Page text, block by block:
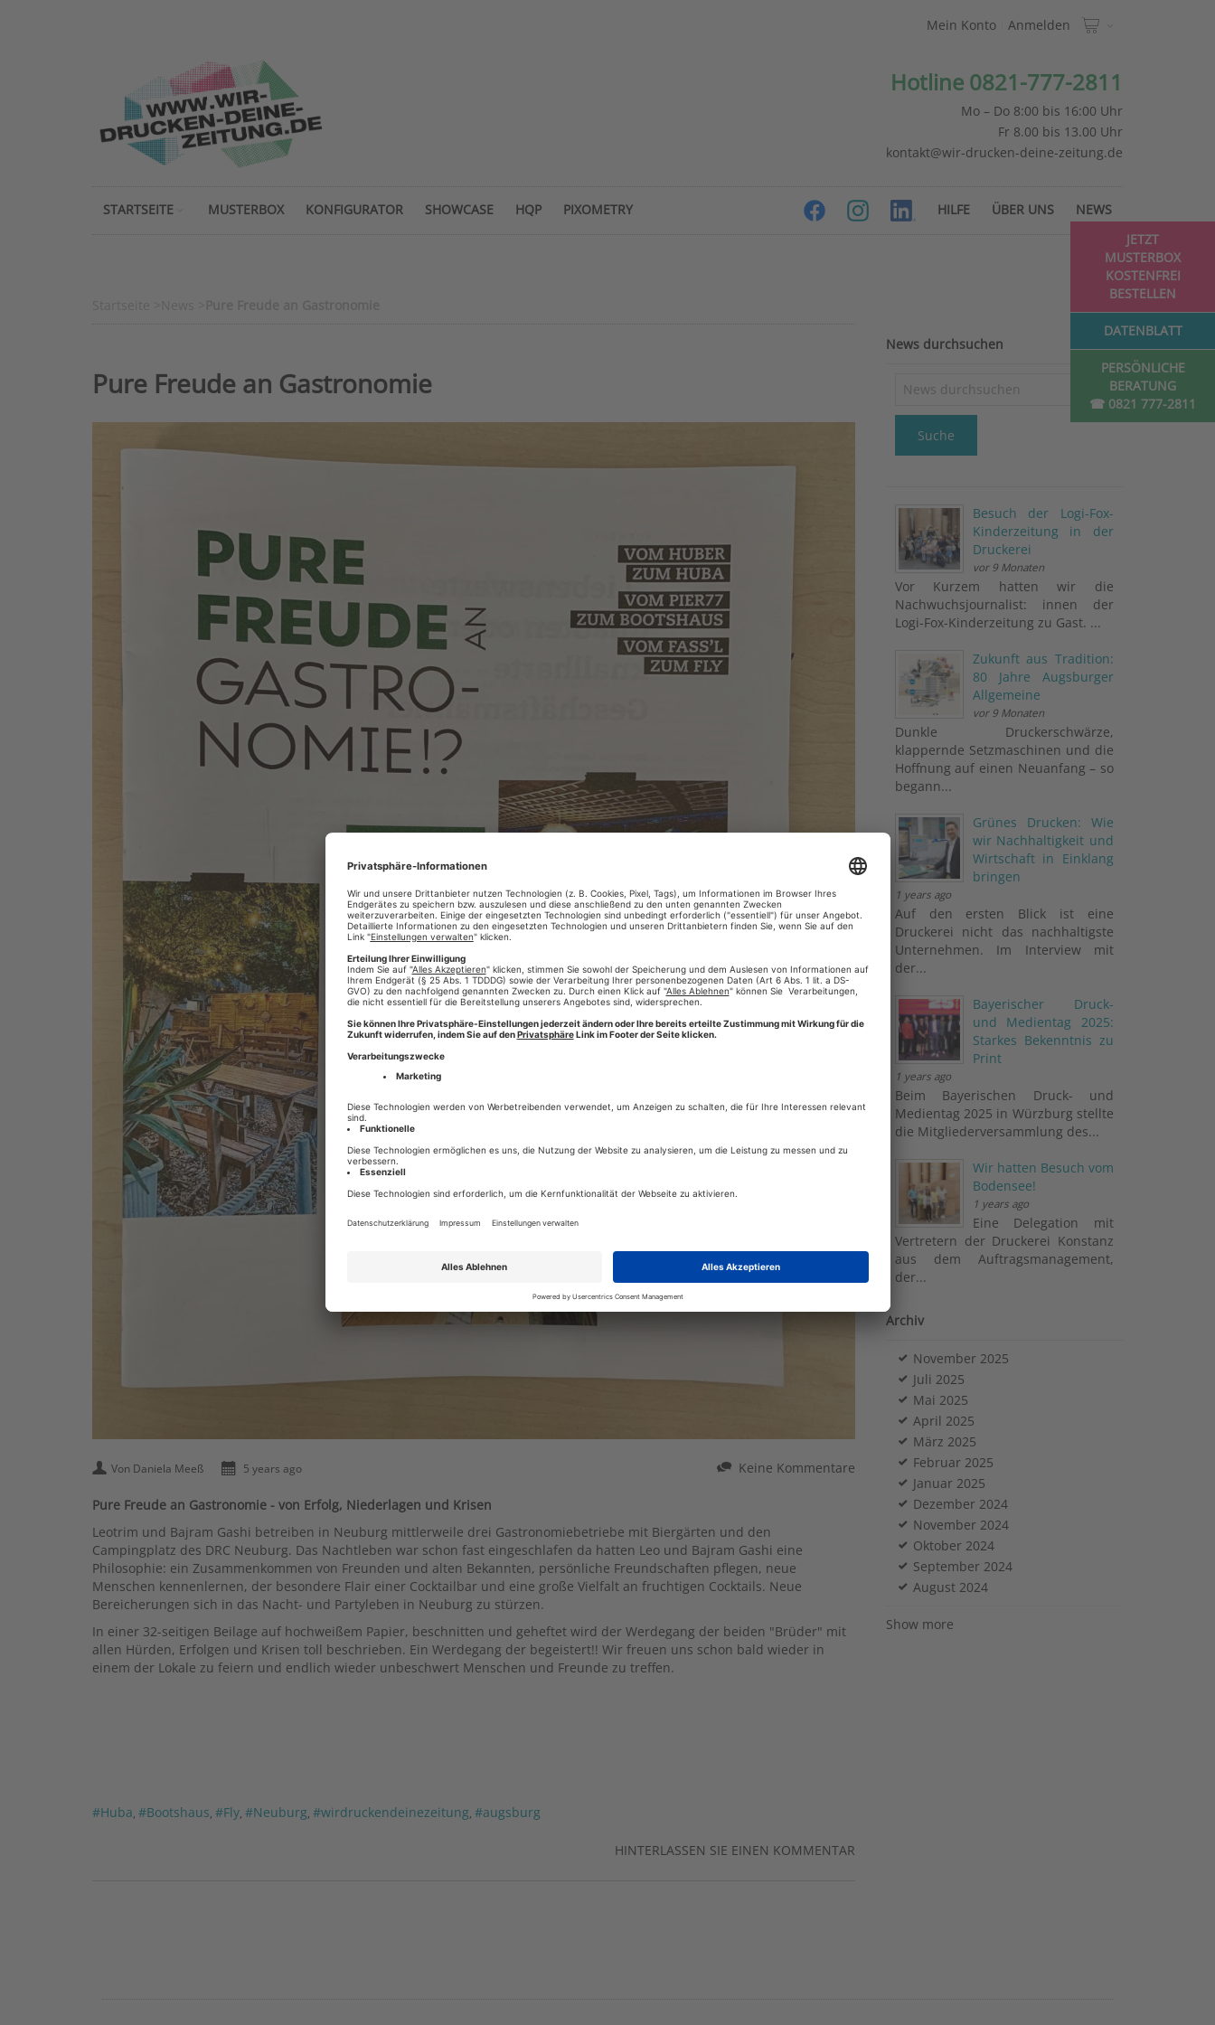
PERSÖNLICHE
BERATUNG
☎ 0821 777-2811
JETZT
MUSTERBOX
KOSTENFREI
BESTELLEN
DATENBLATT
Mein Konto Anmelden
Hotline 0821-777-2811
Mo – Do 8:00 bis 16:00 Uhr
Fr 8.00 bis 13.00 Uhr
kontakt@wir-drucken-deine-zeitung.de
STARTSEITE NEWS
MUSTERBOX ÜBER UNS
KONFIGURATOR HILFE
SHOWCASE HQP PIXOMETRY
Pure Freude an Gastronomie
Von Daniela Meeß 5 years ago Keine Kommentare
Pure Freude an Gastronomie - von Erfolg, Niederlagen und Krisen
Leotrim und Bajram Gashi betreiben in Neuburg mittlerweile drei Gastronomiebetriebe mit Biergärten und den
Campingplatz des DRC Neuburg. Das Nachtleben war schon fast eingeschlafen da hatten Leo und Bajram Gashi eine
Philosophie: ein Zusammenkommen von Freunden und alten Bekannten, persönliche Freundschaften pflegen, neue
Menschen kennenlernen, der besondere Flair einer Cocktailbar und eine große Vielfalt an fruchtigen Cocktails. Neue
Bereicherungen sich in das Nacht- und Partyleben in Neuburg zu stürzen.
In einer 32-seitigen Beilage auf hochweißem Papier, beschnitten und geheftet wird der Werdegang der beiden "Brüder" mit
allen Hürden, Erfolgen und Krisen toll beschrieben. Ein Werdegang der begeistert!! Wir freuen uns schon bald wieder in
einem der Lokale zu feiern und endlich wieder unbeschwert Menschen und Freunde zu treffen.
#Huba #Bootshaus #Fly #Neuburg #wirdruckendeinezeitung #augsburg
HINTERLASSEN SIE EINEN KOMMENTAR
News durchsuchen
Suche
Besuch der Logi-Fox-
Kinderzeitung in der
Druckerei
vor 9 Monaten
Vor Kurzem hatten wir die
Nachwuchsjournalist: innen der
Logi-Fox-Kinderzeitung zu Gast. ...
Zukunft aus Tradition:
80 Jahre Augsburger
Allgemeine
vor 9 Monaten
Dunkle Druckerschwärze,
klappernde Setzmaschinen und die
Hoffnung auf einen Neuanfang – so
begann...
Grünes Drucken: Wie
wir Nachhaltigkeit und
Wirtschaft in Einklang
bringen
1 years ago
Auf den ersten Blick ist eine
Druckerei nicht das nachhaltigste
Unternehmen. Im Interview mit
der...
Bayerischer Druck-
und Medientag 2025:
Starkes Bekenntnis zu
Print
1 years ago
Beim Bayerischen Druck- und
Medientag 2025 in Würzburg stellte
die Mitgliederversammlung des...
Wir hatten Besuch vom
Bodensee!
1 years ago
Eine Delegation mit
Vertretern der Druckerei Konstanz
aus dem Auftragsmanagement,
der...
Archiv
November 2025
Juli 2025
Mai 2025
April 2025
März 2025
Februar 2025
Januar 2025
Dezember 2024
November 2024
Oktober 2024
September 2024
August 2024
Show more